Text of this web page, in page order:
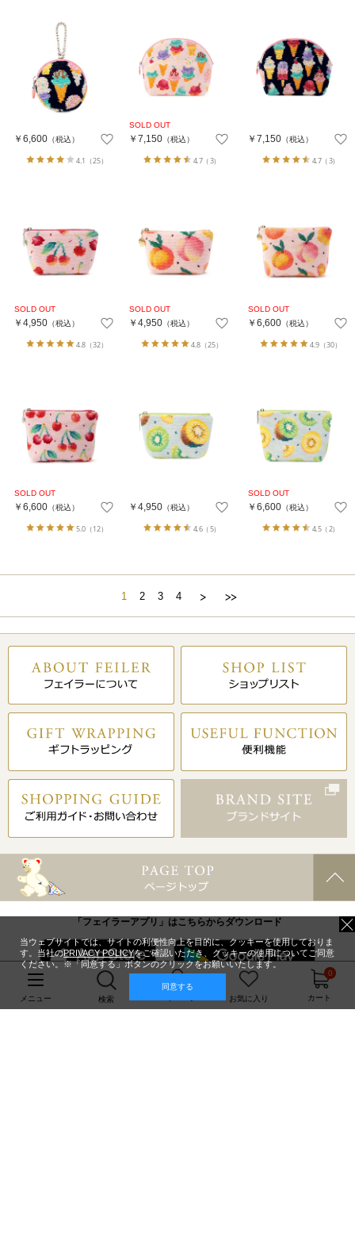
￥6,600（税込）
4.1 （25）
￥7,150 （税込）
4.7（3）
￥7,150（税込）
4.7（3）
￥4,950（税込）
4.8（32）
￥4,950 （税込）
4.8 （25）
￥6,600（税込）
4.9（30）
￥6,600（税込）
5.0（12）
￥4,950 （税込）
4.6（5）
￥6,600（税込）
4.5（2）
1 2 3 4
「フェイラーアプリ」はこちらからダウンロード
メニュー 検索 お気に入り
0
カート
当ウェブサイトでは、サイトの利便性向上を目的に、クッキーを使用しておりま
す。当社のPRIVACY POLICYをご確認いただき、クッキーの使用についてご同意
ください。※「同意する」ボタンのクリックをお願いいたします。
同意する